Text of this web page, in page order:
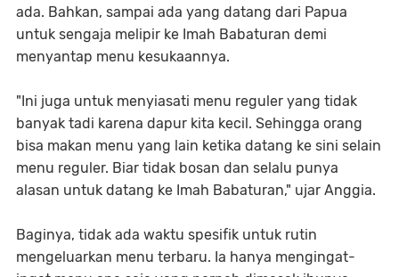
ada. Bahkan, sampai ada yang datang dari Papua
untuk sengaja melipir ke Imah Babaturan demi
menyantap menu kesukaannya.
"Ini juga untuk menyiasati menu reguler yang tidak
banyak tadi karena dapur kita kecil. Sehingga orang
bisa makan menu yang lain ketika datang ke sini selain
menu reguler. Biar tidak bosan dan selalu punya
alasan untuk datang ke Imah Babaturan," ujar Anggia.
Baginya, tidak ada waktu spesifik untuk rutin
mengeluarkan menu terbaru. Ia hanya mengingat-